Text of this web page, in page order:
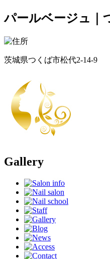
パールベージュ｜
茨城県つくば市松代2-14-9
Gallery